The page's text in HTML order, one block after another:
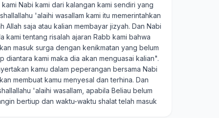
Nabi kami dari kalangan kami sendiri yang
'alaihi wasallam kami itu memerintahkan
saja atau kalian membayar jizyah. Dan Nabi
kami tentang risalah ajaran Rabb kami bahwa
masuk surga dengan kenikmatan yang belum
kami maka dia akan menguasai kalian".
kamu dalam peperangan bersama Nabi
membuat kamu menyesal dan terhina. Dan
'alaihi wasallam, apabila Beliau belum
bertiup dan waktu-waktu shalat telah masuk